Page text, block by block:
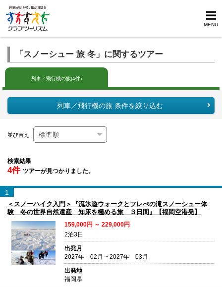
MENU
「スノーシュー 旅 冬」に関するツアー
列車／飛行機の旅(4件)
列車／飛行機の旅 条件を絞り込む
並び替え
検索結果
4件 ツアーが見つかりました。
1
＜スノーハイク入門＞『流氷遊ウォークとフレぺの滝スノーシュー体
験 冬の世界自然遺産 知床を極める旅 ３日間』【福岡空港発】
159,000円 ～ 229,000円
2泊3日
出発月
2027年 02月 ~ 2027年 03月
出発地
福岡県